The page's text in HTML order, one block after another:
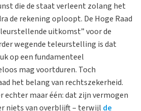
die de staat verleent zolang het
de rekening oploopt. De Hoge Raad
uitkomst” voor de
wegende teleurstelling is dat
op een fundamenteel
mag voortduren. Toch
het belang van rechtszekerheid.
echter maar één: dat zijn vermogen
niets van overblijft – terwijl de